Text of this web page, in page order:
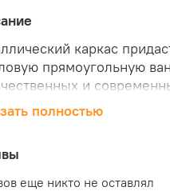
каркас
прямоугольную
и
и простую
ванны 1Marka
полностью
еще никто не оставлял